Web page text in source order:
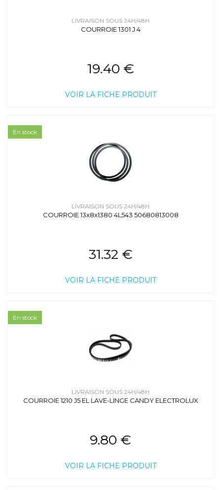
LIVRAISON SOUS 24H/48H
COURROIE 1301 J 4
19.40 €
VOIR LA FICHE PRODUIT
LIVRAISON SOUS 24H/48H
COURROIE 13x8x1380 4L543 50680813008
31.32 €
VOIR LA FICHE PRODUIT
En stock
LIVRAISON SOUS 24H/48H
COURROIE 1210 J5 EL LAVE-LINGE CANDY ELECTROLUX
9.80 €
VOIR LA FICHE PRODUIT
En stock